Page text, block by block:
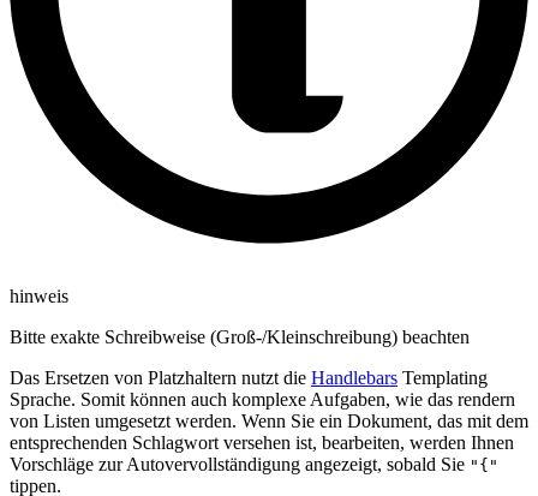
hinweis
Bitte exakte Schreibweise (Groß-/Kleinschreibung) beachten
Das Ersetzen von Platzhaltern nutzt die Handlebars Templating
Sprache. Somit können auch komplexe Aufgaben, wie das rendern
von Listen umgesetzt werden. Wenn Sie ein Dokument, das mit dem
entsprechenden Schlagwort versehen ist, bearbeiten, werden Ihnen
Vorschläge zur Autovervollständigung angezeigt, sobald Sie "{"
tippen.